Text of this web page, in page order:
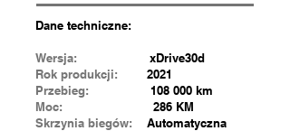
Dane techniczne:
Wersja: xDrive30d
Rok produkcji:
2021
Przebieg: 108 000 km
Moc: 286 KM
Skrzynia biegów:
Automatyczna